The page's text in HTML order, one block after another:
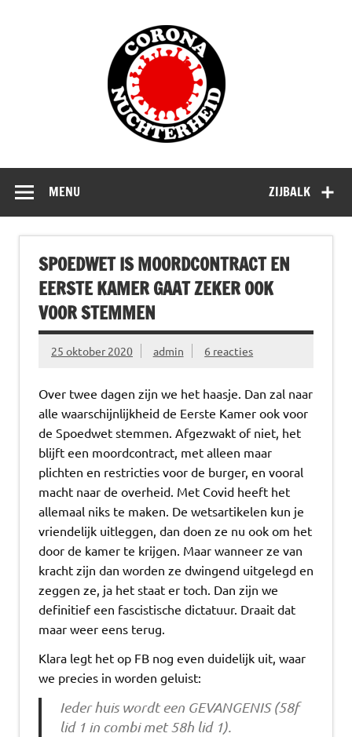
ZIJBALK
MENU
SPOEDWET IS MOORDCONTRACT EN
EERSTE KAMER GAAT ZEKER OOK
VOOR STEMMEN
25 oktober 2020 admin 6 reacties
Over twee dagen zijn we het haasje. Dan zal naar
alle waarschijnlijkheid de Eerste Kamer ook voor
de Spoedwet stemmen. Afgezwakt of niet, het
blijft een moordcontract, met alleen maar
plichten en restricties voor de burger, en vooral
macht naar de overheid. Met Covid heeft het
allemaal niks te maken. De wetsartikelen kun je
vriendelijk uitleggen, dan doen ze nu ook om het
door de kamer te krijgen. Maar wanneer ze van
kracht zijn dan worden ze dwingend uitgelegd en
zeggen ze, ja het staat er toch. Dan zijn we
definitief een fascistische dictatuur. Draait dat
maar weer eens terug.
Klara legt het op FB nog even duidelijk uit, waar
we precies in worden geluist:
Ieder huis wordt een GEVANGENIS (58f
lid 1 in combi met 58h lid 1).